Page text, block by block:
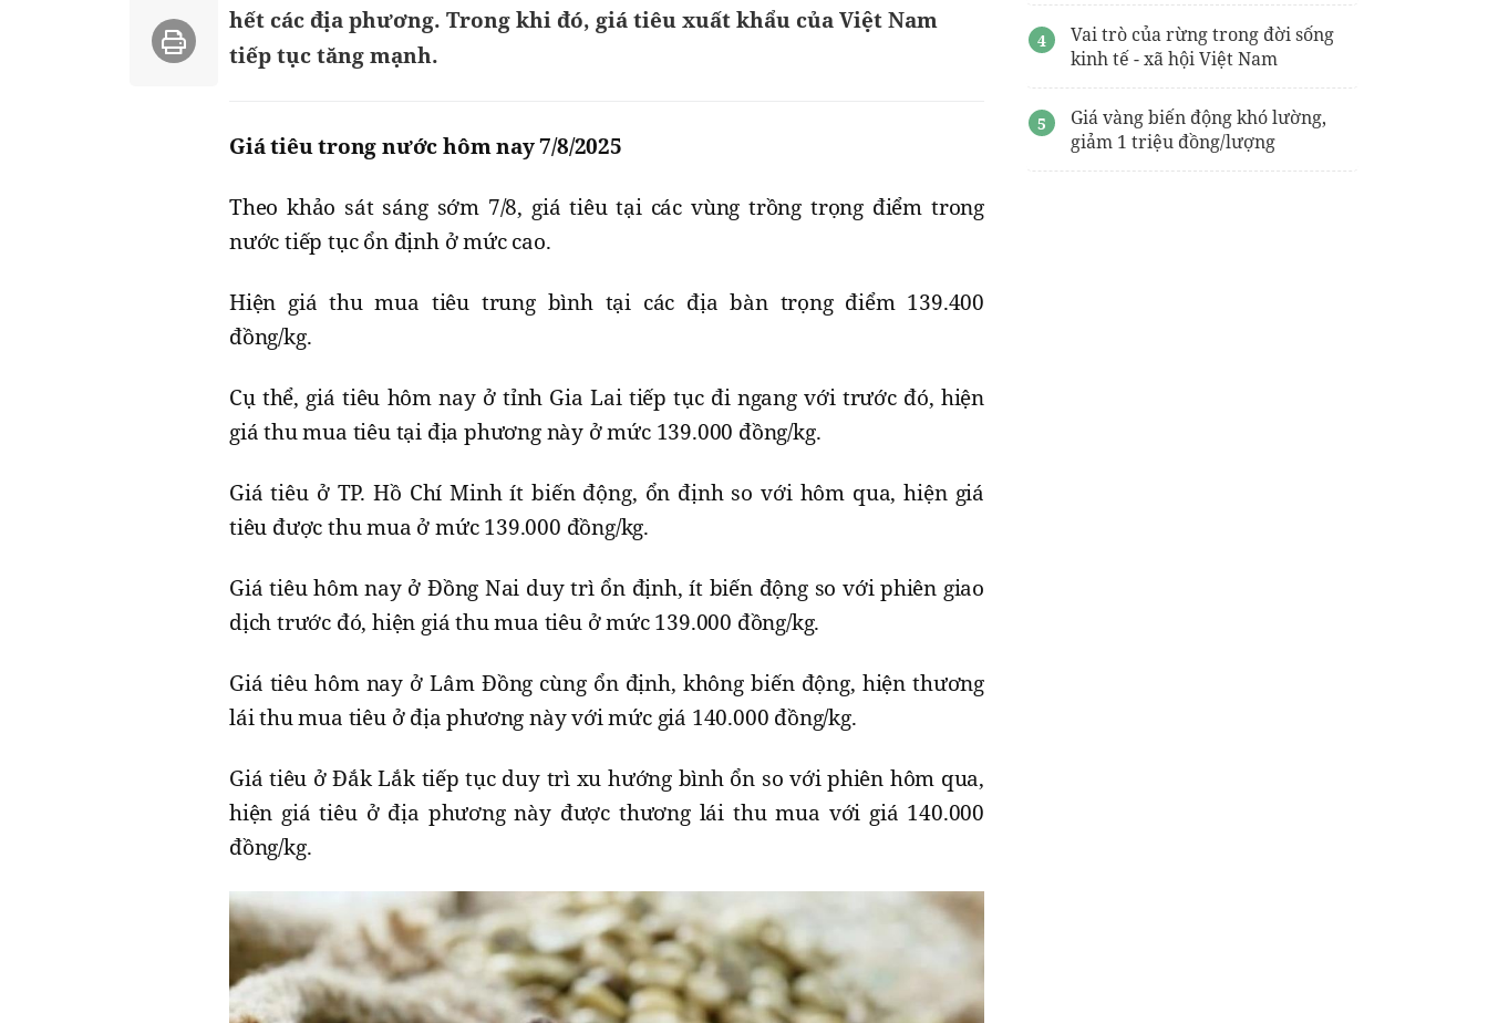
hết các địa phương. Trong khi đó, giá tiêu xuất khẩu của Việt Nam
tiếp tục tăng mạnh.
Giá tiêu trong nước hôm nay 7/8/2025
Theo khảo sát sáng sớm 7/8, giá tiêu tại các vùng trồng trọng điểm trong
nước tiếp tục ổn định ở mức cao.
Hiện giá thu mua tiêu trung bình tại các địa bàn trọng điểm 139.400
đồng/kg.
Cụ thể, giá tiêu hôm nay ở tỉnh Gia Lai tiếp tục đi ngang với trước đó, hiện
giá thu mua tiêu tại địa phương này ở mức 139.000 đồng/kg.
Giá tiêu ở TP. Hồ Chí Minh ít biến động, ổn định so với hôm qua, hiện giá
tiêu được thu mua ở mức 139.000 đồng/kg.
Giá tiêu hôm nay ở Đồng Nai duy trì ổn định, ít biến động so với phiên giao
dịch trước đó, hiện giá thu mua tiêu ở mức 139.000 đồng/kg.
Giá tiêu hôm nay ở Lâm Đồng cùng ổn định, không biến động, hiện thương
lái thu mua tiêu ở địa phương này với mức giá 140.000 đồng/kg.
Giá tiêu ở Đắk Lắk tiếp tục duy trì xu hướng bình ổn so với phiên hôm qua,
hiện giá tiêu ở địa phương này được thương lái thu mua với giá 140.000
đồng/kg.
Vai trò của rừng trong đời sống
kinh tế - xã hội Việt Nam
Giá vàng biến động khó lường,
giảm 1 triệu đồng/lượng